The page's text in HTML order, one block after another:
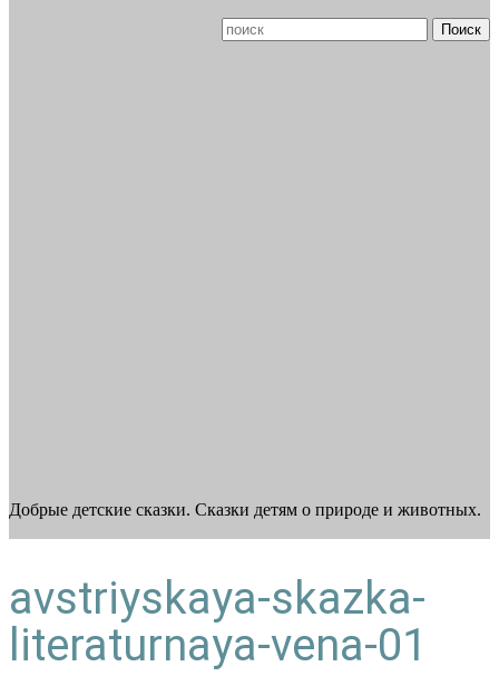
Добрые детские сказки. Сказки детям о природе и животных.
avstriyskaya-skazka-
literaturnaya-vena-01